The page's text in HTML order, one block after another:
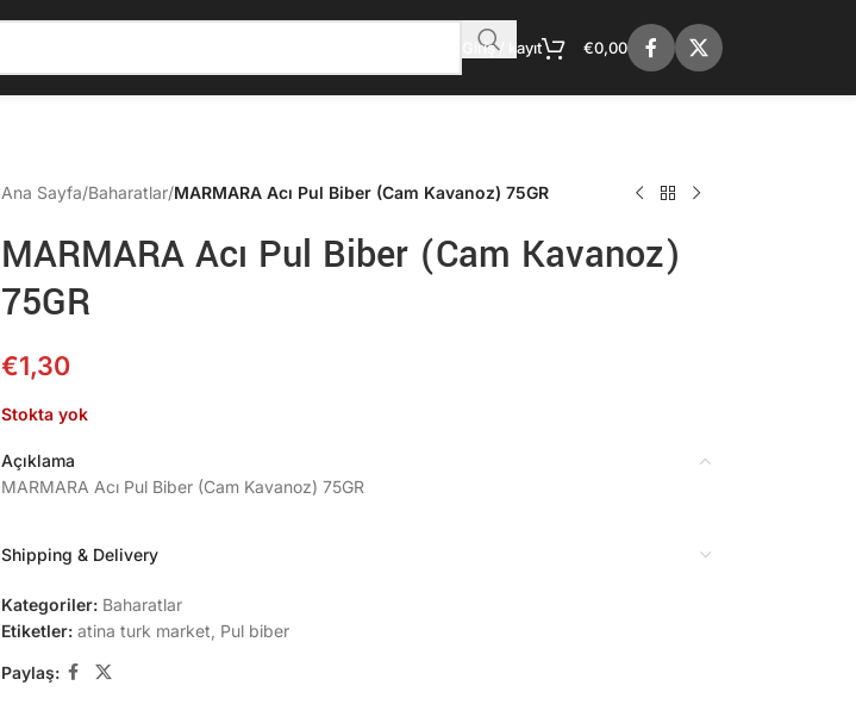
Giriş / kayıt €0,00
Ana Sayfa/Baharatlar/MARMARA Acı Pul Biber (Cam Kavanoz) 75GR
MARMARA Acı Pul Biber (Cam Kavanoz)
75GR
€1,30
Stokta yok
Açıklama
MARMARA Acı Pul Biber (Cam Kavanoz) 75GR
Shipping & Delivery
Kategoriler: Baharatlar
Etiketler: atina turk market Pul biber
Paylaş: